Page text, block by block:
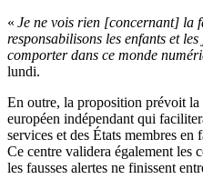
« Je ne vois rien [concernant] la
responsabilisons les enfants et
comporter dans ce monde
lundi.
En outre, la proposition prévoit la
européen indépendant qui
services et des États membres en
Ce centre validera également les
les fausses alertes ne finissent